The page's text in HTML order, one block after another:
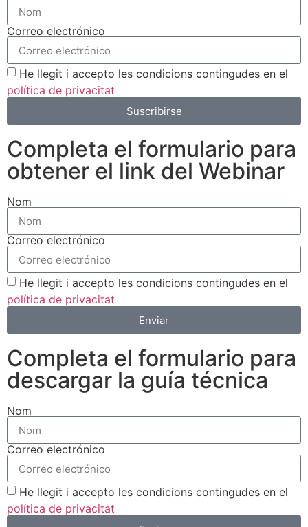
Correo electrónico
He llegit i accepto les condicions contingudes en el
política de privacitat
Suscribirse
Completa el formulario para
obtener el link del Webinar
Nom
Correo electrónico
He llegit i accepto les condicions contingudes en el
política de privacitat
Enviar
Completa el formulario para
descargar la guía técnica
Nom
Correo electrónico
He llegit i accepto les condicions contingudes en el
política de privacitat